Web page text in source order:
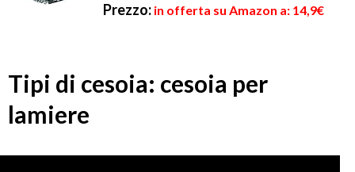
Prezzo: in offerta su Amazon a: 14,9€
Tipi di cesoia: cesoia per
lamiere